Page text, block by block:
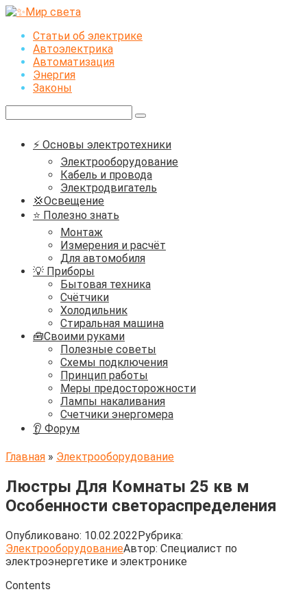
Перейти
контентуСтатьи об электрике
Автоэлектрика
Автоматизация
Энергия
Законы
⚡ Основы электротехники
Электрооборудование
Кабель и провода
Электродвигатель
💢Освещение
⭐ Полезно знать
Монтаж
Измерения и расчёт
Для автомобиля
💡 Приборы
Бытовая техника
Счётчики
Холодильник
Стиральная машина
🧰Своими руками
Полезные советы
Схемы подключения
Принцип работы
Меры предосторожности
Лампы накаливания
Счетчики энергомера
👂 Форум
Главная » Электрооборудование
Люстры Для Комнаты 25 кв м
Особенности светораспределения
Опубликовано: 10.02.2022Рубрика:
ЭлектрооборудованиеАвтор: Cпециалист по
электроэнергетике и электронике
Contents